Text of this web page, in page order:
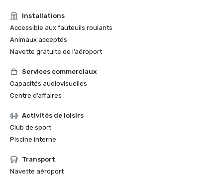
Installations
Accessible aux fauteuils roulants
Animaux acceptés
Navette gratuite de l’aéroport
Services commerciaux
Capacités audiovisuelles
Centre d’affaires
Activités de loisirs
Club de sport
Piscine interne
Transport
Navette aéroport